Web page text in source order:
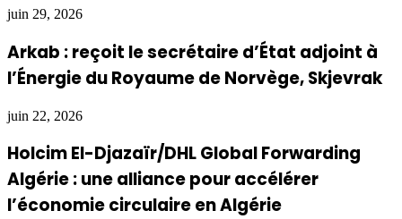
juin 29, 2026
Arkab : reçoit le secrétaire d’État adjoint à
l’Énergie du Royaume de Norvège, Skjevrak
juin 22, 2026
Holcim El-Djazaïr/DHL Global Forwarding
Algérie : une alliance pour accélérer
l’économie circulaire en Algérie